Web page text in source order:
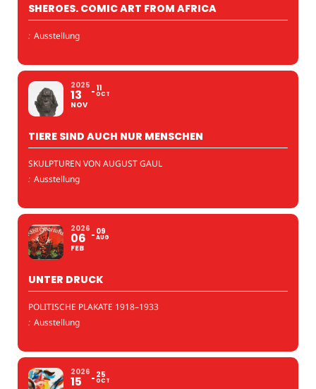
SHEROES. COMIC ART FROM AFRICA
: Ausstellung
2025
13
NOV
11
OCT
TIERE SIND AUCH NUR MENSCHEN
SKULPTUREN VON AUGUST GAUL
: Ausstellung
2026
06
FEB
09
AUG
UNTER DRUCK
POLITISCHE PLAKATE 1918–1933
: Ausstellung
2026
15 25
OCT